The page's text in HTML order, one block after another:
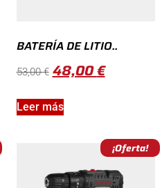
BATERÍA DE LITIO..
53,00€ 48,00€
Leer más
¡Oferta!